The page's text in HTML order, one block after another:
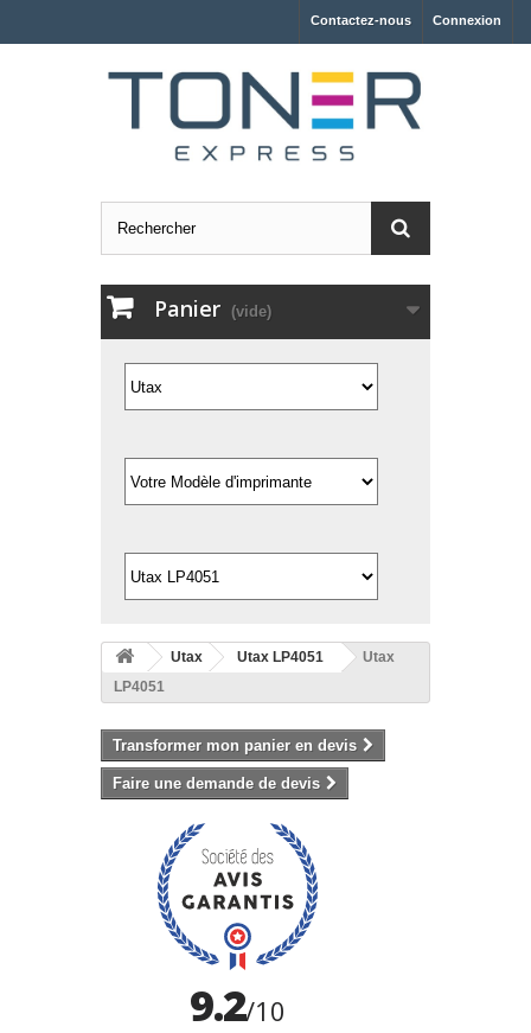
Connexion
Contactez-nous
Panier (vide)
Utax Utax LP4051
Utax
LP4051
Transformer mon panier en devis
Faire une demande de devis